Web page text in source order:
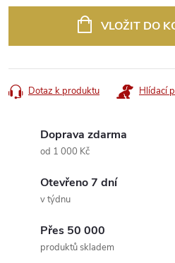
VLOŽIT DO
Dotaz k produktu Hlídací
Doprava zdarma
od 1 000 Kč
Otevřeno 7 dní
v týdnu
Přes 50 000
produktů skladem